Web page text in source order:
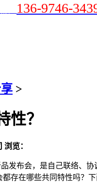
136-9746-
>
性？
浏览：
布会，是自己联络、协
存在哪些共同特性吗？